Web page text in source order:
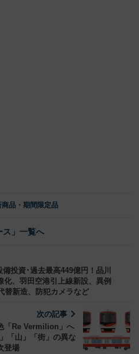
商品・期間限定品
ス」一覧へ
投資･過去最高449億円！品川
化、羽田空港引上線新設、異例
替新造、防犯カメラなど
次の記事
「Re Vermilion」へ
「山」「街」の異な
登場